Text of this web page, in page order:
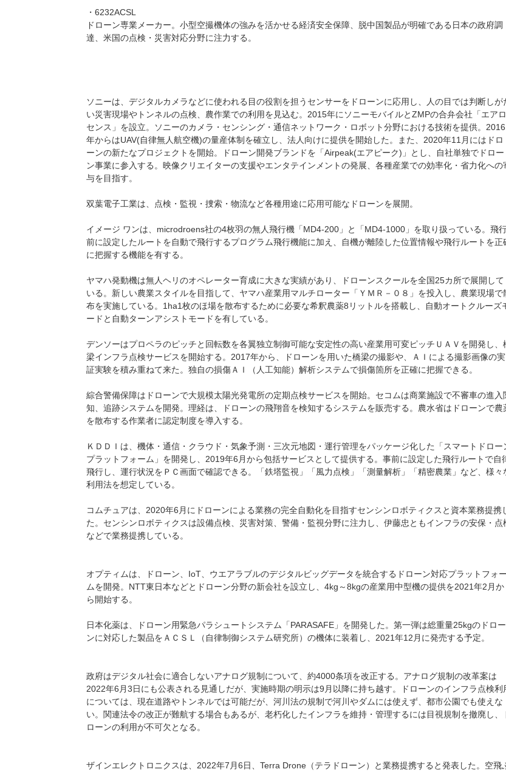
・6232ACSL
ドローン専業メーカー。小型空撮機体の強みを活かせる経済安全保障、脱中国製品が明確である日本の政府調
達、米国の点検・災害対応分野に注力する。
ソニーは、デジタルカメラなどに使われる目の役割を担うセンサーをドローンに応用し、人の目では判断しが
い災害現場やトンネルの点検、農作業での利用を見込む。2015年にソニーモバイルとZMPの合弁会社「エアロ
センス」を設立。ソニーのカメラ・センシング・通信ネットワーク・ロボット分野における技術を提供。2016
年からはUAV(自律無人航空機)の量産体制を確立し、法人向けに提供を開始した。また、2020年11月にはドロ
ーンの新たなプロジェクトを開始。ドローン開発ブランドを「Airpeak(エアピーク)」とし、自社単独でドロー
ン事業に参入する。映像クリエイターの支援やエンタテインメントの発展、各種産業での効率化・省力化への
与を目指す。
双葉電子工業は、点検・監視・捜索・物流など各種用途に応用可能なドローンを展開。
イメージ ワンは、microdroens社の4枚羽の無人飛行機「MD4-200」と「MD4-1000」を取り扱っている。飛
前に設定したルートを自動で飛行するプログラム飛行機能に加え、自機が離陸した位置情報や飛行ルートを正
に把握する機能を有する。
ヤマハ発動機は無人ヘリのオペレーター育成に大きな実績があり、ドローンスクールを全国25カ所で展開して
いる。新しい農業スタイルを目指して、ヤマハ産業用マルチローター「ＹＭＲ－０８」を投入し、農業現場で
布を実施している。1ha1枚のほ場を散布するために必要な希釈農薬8リットルを搭載し、自動オートクルーズ
ードと自動ターンアシストモードを有している。
デンソーはプロペラのピッチと回転数を各翼独立制御可能な安定性の高い産業用可変ピッチＵＡＶを開発し、
梁インフラ点検サービスを開始する。2017年から、ドローンを用いた橋梁の撮影や、ＡＩによる撮影画像の実
証実験を積み重ねて来た。独自の損傷ＡＩ（人工知能）解析システムで損傷箇所を正確に把握できる。
綜合警備保障はドローンで大規模太陽光発電所の定期点検サービスを開始。セコムは商業施設で不審車の進入
知、追跡システムを開発。理経は、ドローンの飛翔音を検知するシステムを販売する。農水省はドローンで農
を散布する作業者に認定制度を導入する。
ＫＤＤＩは、機体・通信・クラウド・気象予測・三次元地図・運行管理をパッケージ化した「スマートドロー
プラットフォーム」を開発し、2019年6月から包括サービスとして提供する。事前に設定した飛行ルートで自
飛行し、運行状況をＰＣ画面で確認できる。「鉄塔監視」「風力点検」「測量解析」「精密農業」など、様々
利用法を想定している。
コムチュアは、2020年6月にドローンによる業務の完全自動化を目指すセンシンロボティクスと資本業務提携
た。センシンロボティクスは設備点検、災害対策、警備・監視分野に注力し、伊藤忠ともインフラの安保・点
などで業務提携している。
オプティムは、ドローン、IoT、ウエアラブルのデジタルビッグデータを統合するドローン対応プラットフォー
ムを開発。NTT東日本などとドローン分野の新会社を設立し、4kg～8kgの産業用中型機の提供を2021年2月か
ら開始する。
日本化薬は、ドローン用緊急パラシュートシステム「PARASAFE」を開発した。第一弾は総重量25kgのドロー
ンに対応した製品をＡＣＳＬ（自律制御システム研究所）の機体に装着し、2021年12月に発売する予定。
政府はデジタル社会に適合しないアナログ規制について、約4000条項を改正する。アナログ規制の改革案は
2022年6月3日にも公表される見通しだが、実施時期の明示は9月以降に持ち越す。ドローンのインフラ点検利
については、現在道路やトンネルでは可能だが、河川法の規制で河川やダムには使えず、都市公園でも使えな
い。関連法令の改正が難航する場合もあるが、老朽化したインフラを維持・管理するには目視規制を撤廃し、
ローンの利用が不可欠となる。
ザインエレクトロニクスは、2022年7月6日、Terra Drone（テラドローン）と業務提携すると発表した。空飛